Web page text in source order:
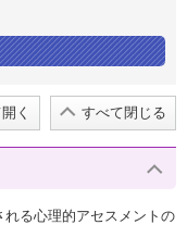
く すべて閉じる
る心理的アセスメントの